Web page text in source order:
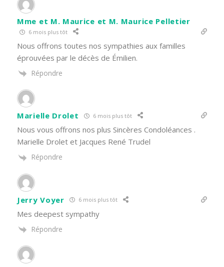
Mme et M. Maurice et M. Maurice Pelletier
6 mois plus tôt
Nous offrons toutes nos sympathies aux familles
éprouvées par le décès de Émilien.
Répondre
Marielle Drolet 6 mois plus tôt
Nous vous offrons nos plus Sincères Condoléances .
Marielle Drolet et Jacques René Trudel
Répondre
Jerry Voyer 6 mois plus tôt
Mes deepest sympathy
Répondre